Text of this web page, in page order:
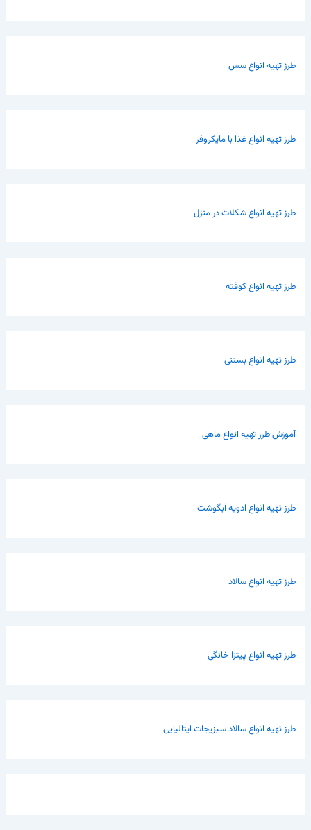
طرز تهیه انواع سس
طرز تهیه انواع غذا با مایکروفر
طرز تهیه انواع شکلات در منزل
طرز تهیه انواع کوفته
طرز تهیه انواع بستنی
آموزش طرز تهیه انواع ماهی
طرز تهیه انواع ادویه آبگوشت
طرز تهیه انواع سالاد
طرز تهیه انواع پیتزا خانگی
طرز تهیه انواع سالاد سبزیجات ایتالیایی